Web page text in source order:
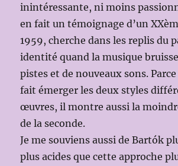
inintéressante, ni moins
en fait un témoignage d’un
1959, cherche dans les replis du
identité quand la musique
pistes et de nouveaux sons.
fait émerger les deux styles
œuvres, il montre aussi la
de la seconde.
Je me souviens aussi de Bartók
plus acides que cette approche